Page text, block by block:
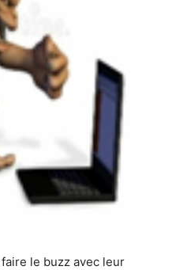
le buzz avec leur